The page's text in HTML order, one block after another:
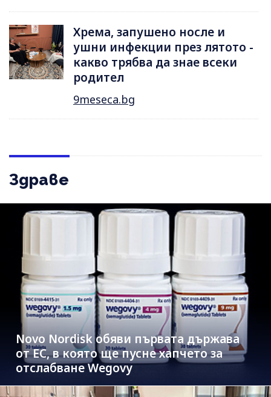
Хрема, запушено носле и
ушни инфекции през лятотo -
какво трябва да знае всеки
родител
9meseca.bg
Здраве
Novo Nordisk обяви първата държава
от ЕС, в която ще пусне хапчето за
отслабване Wegovy